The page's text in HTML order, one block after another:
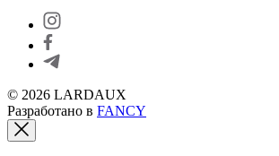
© 2026 LARDAUX
Разработано в FANCY